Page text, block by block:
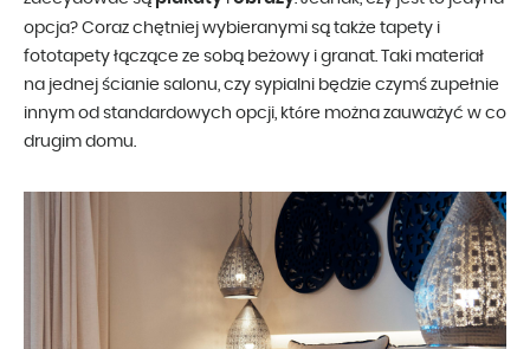
opcja? Coraz chętniej wybieranymi są także tapety i
fototapety łączące ze sobą beżowy i granat. Taki materiał
na jednej ścianie salonu, czy sypialni będzie czymś zupełnie
innym od standardowych opcji, które można zauważyć w co
drugim domu.